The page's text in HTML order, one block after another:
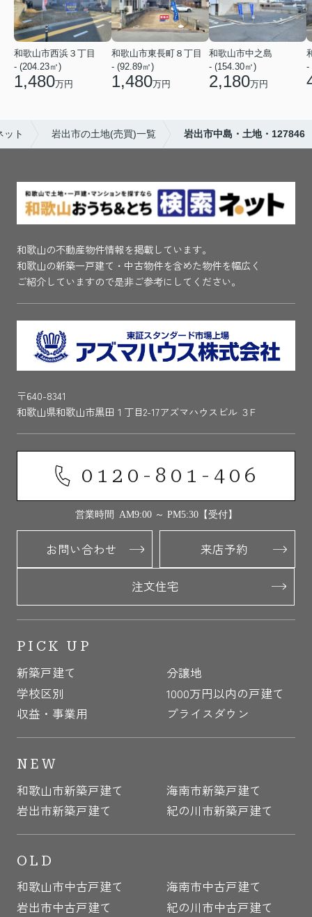
和歌山市西浜３丁目
- (204.23㎡)
1,480万円
和歌山市東長町８丁目
- (92.89㎡)
1,480万円
和歌山市中之島
- (154.30㎡)
2,180万円
-
ット 岩出市の土地(売買)一覧 岩出市中島・土地・127846
和歌山の不動産物件情報を掲載しています。
和歌山の新築一戸建て・中古物件を含めた物件を幅広く
ご紹介していますので是非ご参考にしてください。
〒640-8341
和歌山県和歌山市黒田１丁目2-17アズマハウスビル ３F
0120-801-406
営業時間 AM9:00 ～ PM5:30【受付】
お問い合わせ 来店予約
注文住宅
PICK UP
新築戸建て
分譲地
学校区別
1000万円以内の戸建て
収益・事業用
プライスダウン
NEW
和歌山市新築戸建て
海南市新築戸建て
岩出市新築戸建て
紀の川市新築戸建て
OLD
和歌山市中古戸建て
海南市中古戸建て
岩出市中古戸建て
紀の川市中古戸建て